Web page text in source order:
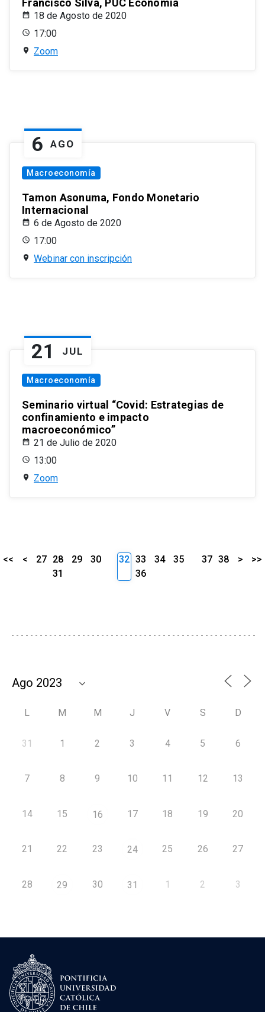
Francisco Silva, PUC Economía
18 de Agosto de 2020
17:00
Zoom
6 AGO
Macroeconomía
Tamon Asonuma, Fondo Monetario
Internacional
6 de Agosto de 2020
17:00
Webinar con inscripción
21 JUL
Macroeconomía
Seminario virtual “Covid: Estrategias de
confinamiento e impacto
macroeconómico”
21 de Julio de 2020
13:00
Zoom
<< < 27 28 29
30
31
32 33 34
35
36
37 38 > >>
L M M J V S D
31 1 2 3 4 5 6
7 8 9 10 11 12 13
14 15 16 17 18 19 20
21 22 23 24 25 26 27
28 29 30 31 1 2 3